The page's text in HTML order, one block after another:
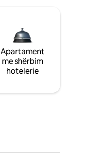
Apartament
me shërbim
hotelerie